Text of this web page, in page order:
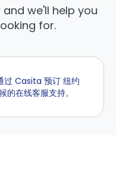
we'll help you
for.
过 Casita 预订 纽约
的在线客服支持。